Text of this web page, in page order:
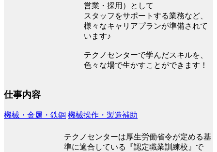
営業・採用）として
スタッフをサポートする業務など、
様々なキャリアプランが準備されて
います♪
テクノセンターで学んだスキルを、
色々な場で生かすことができます！
仕事内容
機械・金属・鉄鋼 機械操作・製造補助
テクノセンターは厚生労働省令が定める基
準に適合している『認定職業訓練校』で